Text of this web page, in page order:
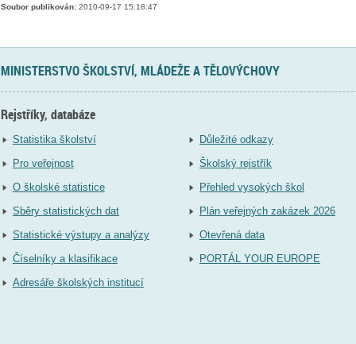
Soubor publikován:2010-09-17 15:18:47
MINISTERSTVO ŠKOLSTVÍ, MLÁDEŽE A TĚLOVÝCHOVY
Rejstříky, databáze
Statistika školství
Pro veřejnost
O školské statistice
Sběry statistických dat
Statistické výstupy a analýzy
Číselníky a klasifikace
Adresáře školských institucí
Důležité odkazy
Školský rejstřík
Přehled vysokých škol
Plán veřejných zakázek 2026
Otevřená data
PORTÁL YOUR EUROPE